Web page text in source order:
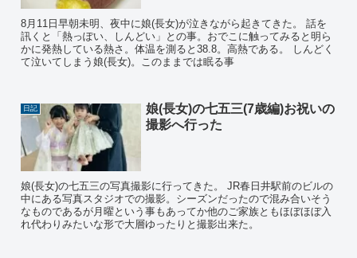
8月11日早朝未明、夜中に娘(長女)が泣きながら起きてきた。 話を
訊くと「熱っぽい、しんどい」との事。おでこに触ってみると明ら
かに発熱している熱さ。体温を測ると38.8。高熱である。 しんどく
て泣いてしまう娘(長女)。このままでは眠る事
日記
娘(長女)の七五三(7歳編)お祝いの
撮影へ行った
娘(長女)の七五三の写真撮影に行ってきた。 JR春日井駅前のビルの
中にある写真スタジオでの撮影。シーズンだったので混み合いそう
なものであるが月曜という事もあってか他のご家族ともほぼほぼ入
れ代わりみたいな形で大層ゆったりと撮影出来た。